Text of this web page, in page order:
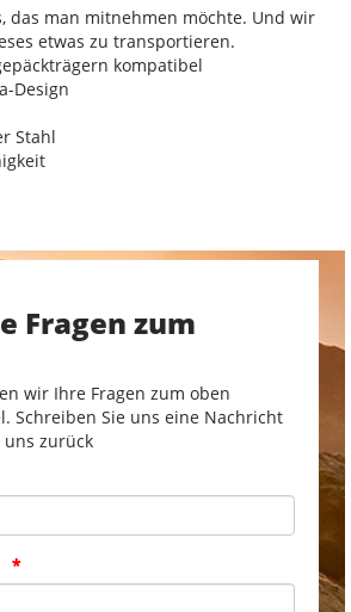
das man mitnehmen möchte. Und wir
etwas zu transportieren.
kompatibel
Design
Stahl
Fragen zum
wir Ihre Fragen zum oben
Schreiben Sie uns eine Nachricht
zurück